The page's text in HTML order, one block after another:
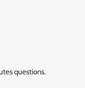
questions.